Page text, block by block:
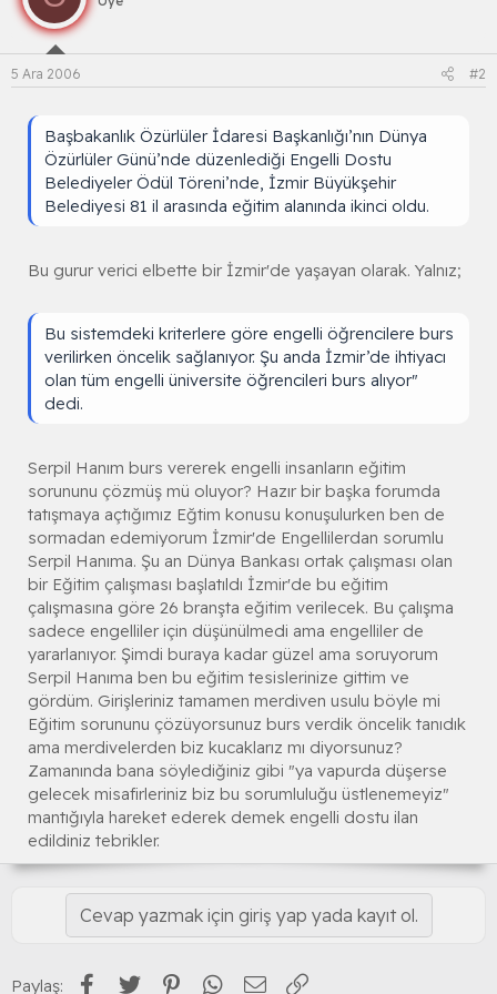
Belediye adına ödülü alan Genel Sekreter Yardımcısı
Serpil Güngör, İzmir’de her yıl 11 bin üniversite
öğrencisine burs verildiğini belirterek, "Üniversite
öğrencilerine burs verirken bir puanlama sistemimiz
öncelik var:Bu sistemdeki kriterlere göre engelli
öğrencilere burs verilirken öncelik sağlanıyor. Şu anda
İzmir’de ihtiyacı olan tüm engelli üniversite öğrencileri
burs alıyor" dedi. Güngör, İstanbul’da düzenlenen,
Nimet Çubukçu ve İçişleri Bakanı Abdülkadir
Büyükşehir Belediyesi’ne verilen ödülü aldı.
Kaynak
5 Ara 2006 #2
Başbakanlık Özürlüler İdaresi Başkanlığı’nın Dünya
Özürlüler Günü’nde düzenlediği Engelli Dostu
Belediyeler Ödül Töreni’nde, İzmir Büyükşehir
Belediyesi 81 il arasında eğitim alanında ikinci oldu.
Bu gurur verici elbette bir İzmir'de yaşayan olarak. Yalnız;
Bu sistemdeki kriterlere göre engelli öğrencilere burs
verilirken öncelik sağlanıyor. Şu anda İzmir’de ihtiyacı
olan tüm engelli üniversite öğrencileri burs alıyor"
dedi.
Serpil Hanım burs vererek engelli insanların eğitim
sorununu çözmüş mü oluyor? Hazır bir başka forumda
tatışmaya açtığımız Eğtim konusu konuşulurken ben de
sormadan edemiyorum İzmir'de Engellilerdan sorumlu
Serpil Hanıma. Şu an Dünya Bankası ortak çalışması olan
bir Eğitim çalışması başlatıldı İzmir'de bu eğitim
çalışmasına göre 26 branşta eğitim verilecek. Bu çalışma
sadece engelliler için düşünülmedi ama engelliler de
yararlanıyor. Şimdi buraya kadar güzel ama soruyorum
Serpil Hanıma ben bu eğitim tesislerinize gittim ve
gördüm. Girişleriniz tamamen merdiven usulu böyle mi
Eğitim sorununu çözüyorsunuz burs verdik öncelik tanıdık
ama merdivelerden biz kucaklarız mı diyorsunuz?
Zamanında bana söylediğiniz gibi "ya vapurda düşerse
gelecek misafirleriniz biz bu sorumluluğu üstlenemeyiz"
mantığıyla hareket ederek demek engelli dostu ilan
edildiniz tebrikler.
Cevap yazmak için giriş yap yada kayıt ol.
Paylaş: Facebook
Twitter PinterestWhatsApp
E-posta